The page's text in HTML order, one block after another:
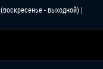
- выходной) |